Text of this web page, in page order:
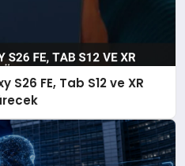
FE, Tab S12 ve XR